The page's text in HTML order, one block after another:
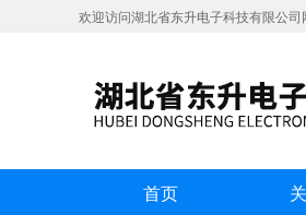
欢迎访问湖北省东升电子科技有限公司
首页